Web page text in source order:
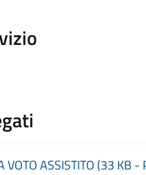
VOTO ASSISTITO (33